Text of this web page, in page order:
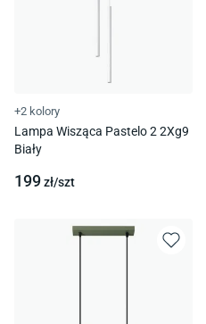
+2 kolory
Lampa Wisząca Pastelo 2 2Xg9
Biały
199zł/szt